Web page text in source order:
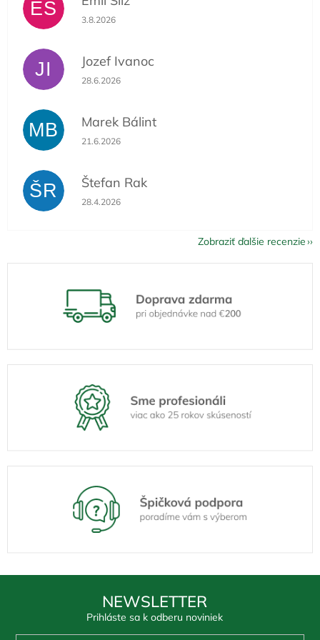
ES Hodnotenie obchodu je 5 z 5 hviezdičiek.
3.8.2026
JI Jozef Ivanoc
Hodnotenie obchodu je 5 z 5 hviezdičiek.
28.6.2026
MB Marek Bálint
Hodnotenie obchodu je 5 z 5 hviezdičiek.
21.6.2026
ŠR Štefan Rak
Hodnotenie obchodu je 5 z 5 hviezdičiek.
28.4.2026
Zobraziť ďalšie recenzie
NEWSLETTER
Prihláste sa k odberu noviniek